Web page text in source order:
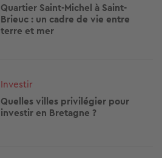
Quartier Saint-Michel à Saint-
Brieuc : un cadre de vie entre
terre et mer
Investir
Quelles villes privilégier pour
investir en Bretagne ?